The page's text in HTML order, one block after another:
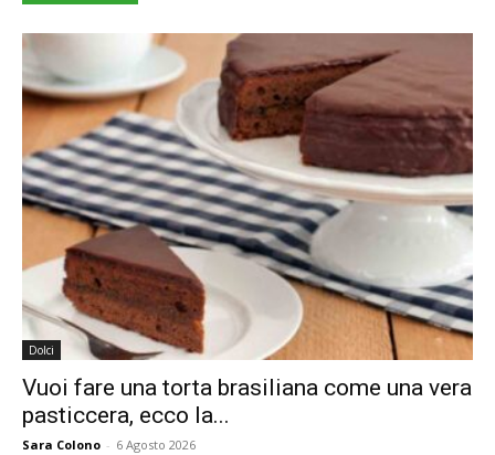
Dolci
Vuoi fare una torta brasiliana come una vera
pasticcera, ecco la...
Sara Colono - 6 Agosto 2026